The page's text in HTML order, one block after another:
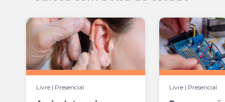
Livre | Presencial Livre | Presencial